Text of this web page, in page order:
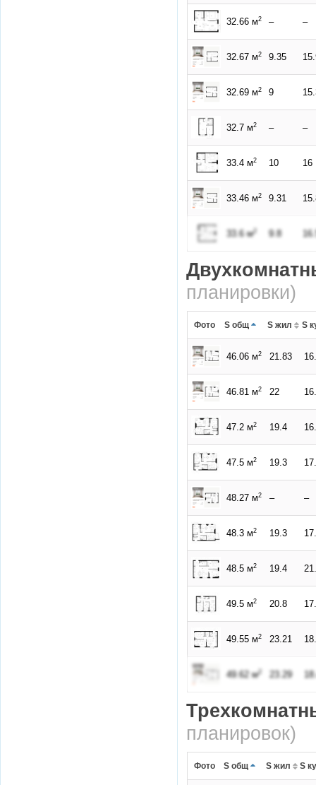
32.66 м2 – –
32.67 м2 9.35
32.69 м2 9
32.7 м2 – –
33.4 м2 10 16
33.46 м2 9.31
33.6 м2 9.8
планировки)
Фото S общ S жил S
46.06 м2 21.83
46.81 м2 22
47.2 м2 19.4
47.5 м2 19.3
48.27 м2 – –
48.3 м2 19.3
48.5 м2 19.4
49.5 м2 20.8
49.55 м2 23.21
49.62 м2 23.29
планировок)
Фото S общ S жил S